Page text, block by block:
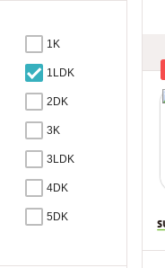
1K
1LDK
2DK
3K
3LDK
4DK
5DK